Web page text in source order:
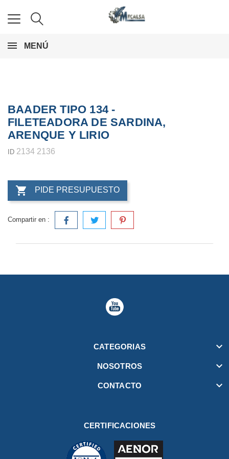
MENÚ
BAADER TIPO 134 -
FILETEADORA DE SARDINA,
ARENQUE Y LIRIO
ID 2134 2136
 PIDE PRESUPUESTO
Compartir en :
CATEGORIAS 
NOSOTROS 
CONTACTO 
CERTIFICACIONES